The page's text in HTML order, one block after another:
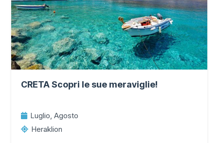
CRETA Scopri le sue meraviglie!
Luglio, Agosto
Heraklion